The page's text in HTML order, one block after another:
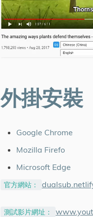
外掛安裝
Google Chrome
Mozilla Firefo
Microsoft Edge
官方網站：
測試影片網址：